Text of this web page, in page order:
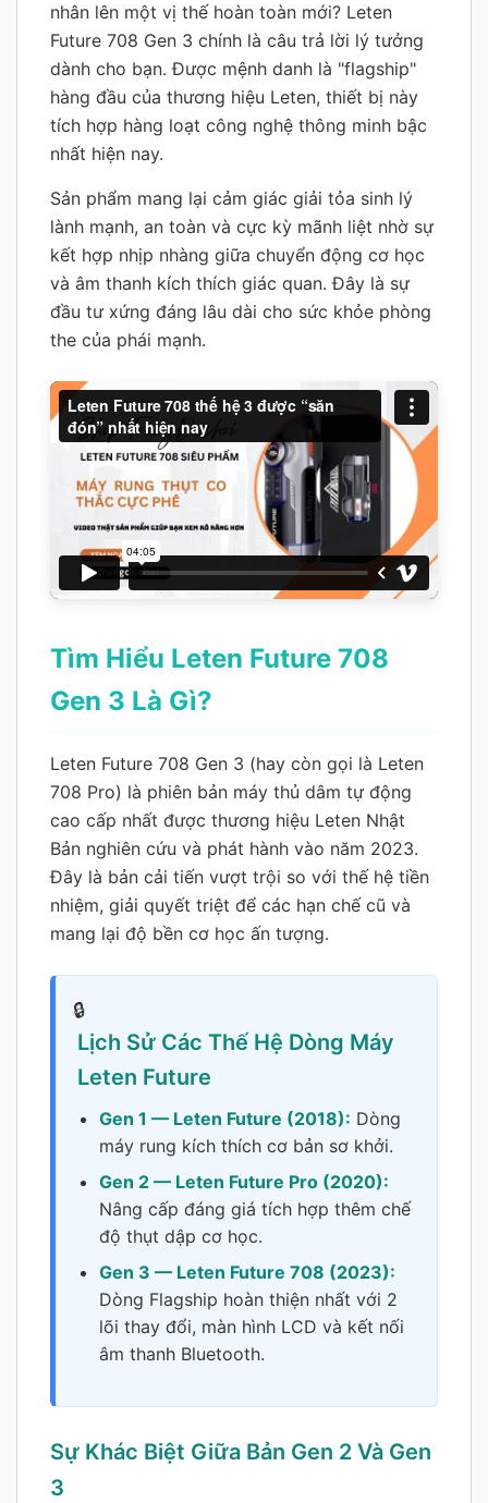
nhân lên một vị thế hoàn toàn mới? Leten
Future 708 Gen 3 chính là câu trả lời lý tưởng
dành cho bạn. Được mệnh danh là "flagship"
hàng đầu của thương hiệu Leten, thiết bị này
tích hợp hàng loạt công nghệ thông minh bậc
nhất hiện nay.
Sản phẩm mang lại cảm giác giải tỏa sinh lý
lành mạnh, an toàn và cực kỳ mãnh liệt nhờ sự
kết hợp nhịp nhàng giữa chuyển động cơ học
và âm thanh kích thích giác quan. Đây là sự
đầu tư xứng đáng lâu dài cho sức khỏe phòng
the của phái mạnh.
Tìm Hiểu Leten Future 708
Gen 3 Là Gì?
Leten Future 708 Gen 3 (hay còn gọi là Leten
708 Pro) là phiên bản máy thủ dâm tự động
cao cấp nhất được thương hiệu Leten Nhật
Bản nghiên cứu và phát hành vào năm 2023.
Đây là bản cải tiến vượt trội so với thế hệ tiền
nhiệm, giải quyết triệt để các hạn chế cũ và
mang lại độ bền cơ học ấn tượng.
Lịch Sử Các Thế Hệ Dòng Máy
Leten Future
Gen 1 — Leten Future (2018): Dòng
máy rung kích thích cơ bản sơ khởi.
Gen 2 — Leten Future Pro (2020):
Nâng cấp đáng giá tích hợp thêm chế
độ thụt dập cơ học.
Gen 3 — Leten Future 708 (2023):
Dòng Flagship hoàn thiện nhất với 2
lõi thay đổi, màn hình LCD và kết nối
âm thanh Bluetooth.
Sự Khác Biệt Giữa Bản Gen 2 Và Gen
3